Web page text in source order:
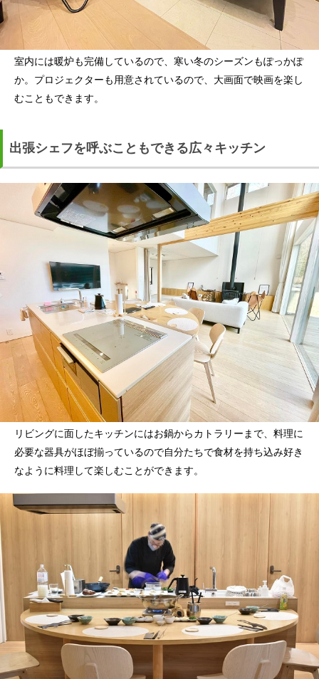
室内には暖炉も完備しているので、寒い冬のシーズンもぽっかぽ
か。プロジェクターも用意されているので、大画面で映画を楽し
むこともできます。
出張シェフを呼ぶこともできる広々キッチン
リビングに面したキッチンにはお鍋からカトラリーまで、料理に
必要な器具がほぼ揃っているので自分たちで食材を持ち込み好き
なように料理して楽しむことができます。